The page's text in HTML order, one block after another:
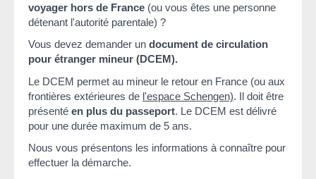
voyager hors de France (ou vous êtes une personne
détenant l'autorité parentale) ?
Vous devez demander un document de circulation
pour étranger mineur (DCEM).
Le DCEM permet au mineur le retour en France (ou aux
frontières extérieures de l'espace Schengen). Il doit être
présenté en plus du passeport. Le DCEM est délivré
pour une durée maximum de 5 ans.
Nous vous présentons les informations à connaître pour
effectuer la démarche.